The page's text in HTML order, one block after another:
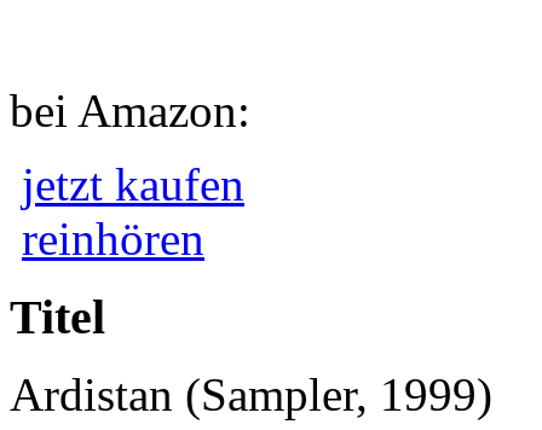
bei Amazon:
jetzt kaufen
reinhören
Titel
Ardistan (Sampler, 1999)